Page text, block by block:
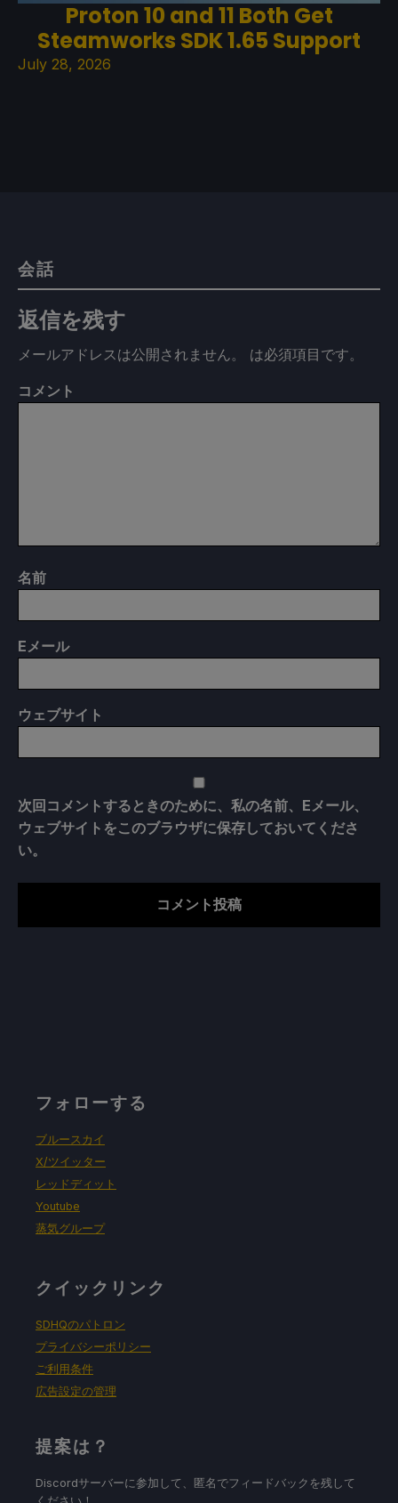
Proton 10 and 11 Both Get
Steamworks SDK 1.65 Support
July 28, 2026
会話
返信を残す
メールアドレスは公開されません。 は必須項目です。
コメント
名前
Eメール
ウェブサイト
次回コメントするときのために、私の名前、Eメール、
ウェブサイトをこのブラウザに保存しておいてくださ
い。
フォローする
ブルースカイ
X/ツイッター
レッドディット
Youtube
蒸気グループ
クイックリンク
SDHQのパトロン
プライバシーポリシー
ご利用条件
広告設定の管理
提案は？
Discordサーバーに参加して、匿名でフィードバックを残して